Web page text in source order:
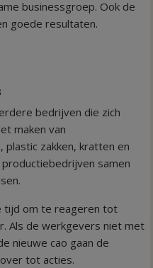
businessgroep. Ook de
goede resultaten.
bedrijven die zich
maken van
zakken, kratten en
samen
tijd om te reageren tot
Als de werkgevers niet met
nieuwe cao gaan de
tot acties.